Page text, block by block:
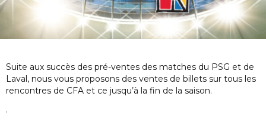
Suite aux succès des pré-ventes des matches du PSG et de
Laval, nous vous proposons des ventes de billets sur tous les
rencontres de CFA et ce jusqu’à la fin de la saison.
.